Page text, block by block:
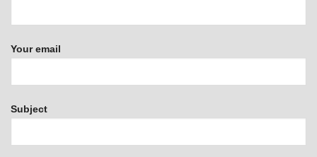
Your email
Subject